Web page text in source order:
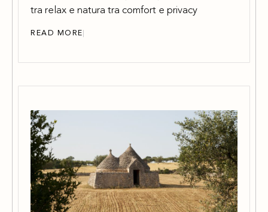
tra relax e natura tra comfort e privacy
READ MORE